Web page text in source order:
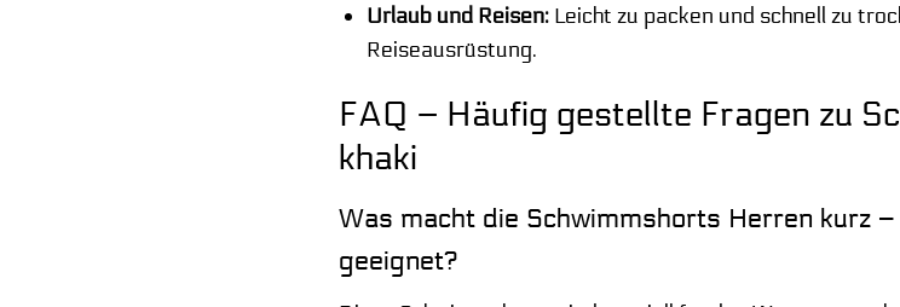
Urlaub und Reisen: Leicht zu packen und schnell zu
Reiseausrüstung.
FAQ – Häufig gestellte Fragen zu
khaki
Was macht die Schwimmshorts Herren kurz
geeignet?